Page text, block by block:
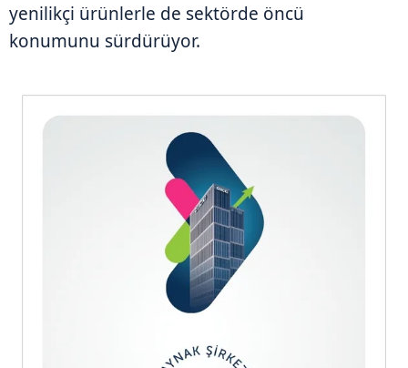
yenilikçi ürünlerle de sektörde öncü
konumunu sürdürüyor.